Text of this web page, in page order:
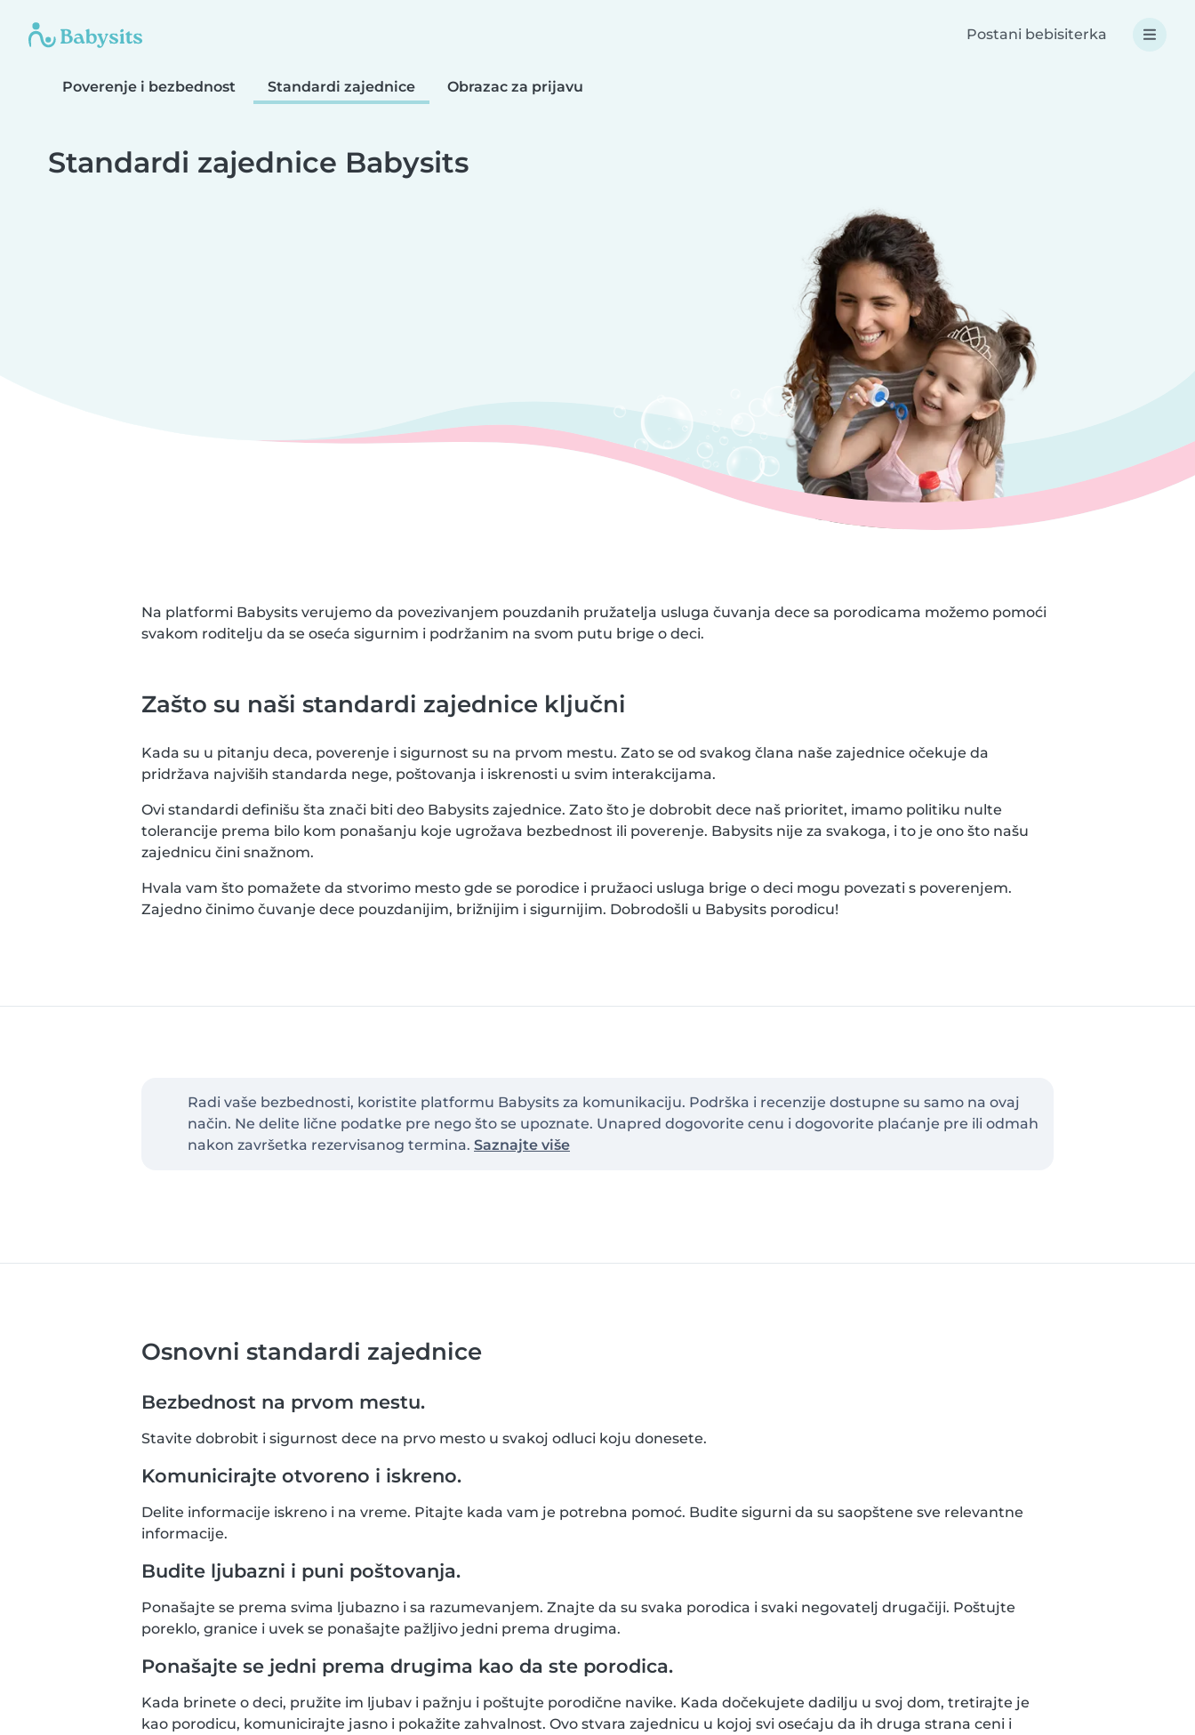
Postani bebisiterka
Poverenje i bezbednost Standardi zajednice Obrazac za prijavu
Standardi zajednice Babysits
Na platformi Babysits verujemo da povezivanjem pouzdanih pružatelja usluga čuvanja dece sa porodicama možemo pomoći
svakom roditelju da se oseća sigurnim i podržanim na svom putu brige o deci.
Zašto su naši standardi zajednice ključni
Kada su u pitanju deca, poverenje i sigurnost su na prvom mestu. Zato se od svakog člana naše zajednice očekuje da
pridržava najviših standarda nege, poštovanja i iskrenosti u svim interakcijama.
Ovi standardi definišu šta znači biti deo Babysits zajednice. Zato što je dobrobit dece naš prioritet, imamo politiku nulte
tolerancije prema bilo kom ponašanju koje ugrožava bezbednost ili poverenje. Babysits nije za svakoga, i to je ono što našu
zajednicu čini snažnom.
Hvala vam što pomažete da stvorimo mesto gde se porodice i pružaoci usluga brige o deci mogu povezati s poverenjem.
Zajedno činimo čuvanje dece pouzdanijim, brižnijim i sigurnijim. Dobrodošli u Babysits porodicu!
Radi vaše bezbednosti, koristite platformu Babysits za komunikaciju. Podrška i recenzije dostupne su samo na ovaj
način. Ne delite lične podatke pre nego što se upoznate. Unapred dogovorite cenu i dogovorite plaćanje pre ili odmah
nakon završetka rezervisanog termina. Saznajte više
Osnovni standardi zajednice
Bezbednost na prvom mestu.
Stavite dobrobit i sigurnost dece na prvo mesto u svakoj odluci koju donesete.
Komunicirajte otvoreno i iskreno.
Delite informacije iskreno i na vreme. Pitajte kada vam je potrebna pomoć. Budite sigurni da su saopštene sve relevantne
informacije.
Budite ljubazni i puni poštovanja.
Ponašajte se prema svima ljubazno i sa razumevanjem. Znajte da su svaka porodica i svaki negovatelj drugačiji. Poštujte
poreklo, granice i uvek se ponašajte pažljivo jedni prema drugima.
Ponašajte se jedni prema drugima kao da ste porodica.
Kada brinete o deci, pružite im ljubav i pažnju i poštujte porodične navike. Kada dočekujete dadilju u svoj dom, tretirajte je
kao porodicu, komunicirajte jasno i pokažite zahvalnost. Ovo stvara zajednicu u kojoj svi osećaju da ih druga strana ceni i